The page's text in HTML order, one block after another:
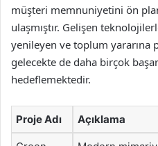
müşteri memnuniyetini ön
ulaşmıştır. Gelişen
yenileyen ve toplum yararına
gelecekte de daha birçok
hedeflemektedir.
Proje Adı Açıklama